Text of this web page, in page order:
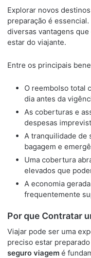
Explorar novos
preparação é essencial.
diversas vantagens
estar do viajante.
Entre os principais
O reembolso total
dia antes da
As coberturas e
despesas
A tranquilidade de
bagagem e
Uma cobertura
elevados que
A economia
frequentemente
Por que Contratar
Viajar pode ser uma
preciso estar
seguro viagem é